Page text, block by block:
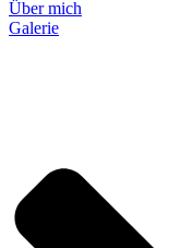
Über mich
Galerie